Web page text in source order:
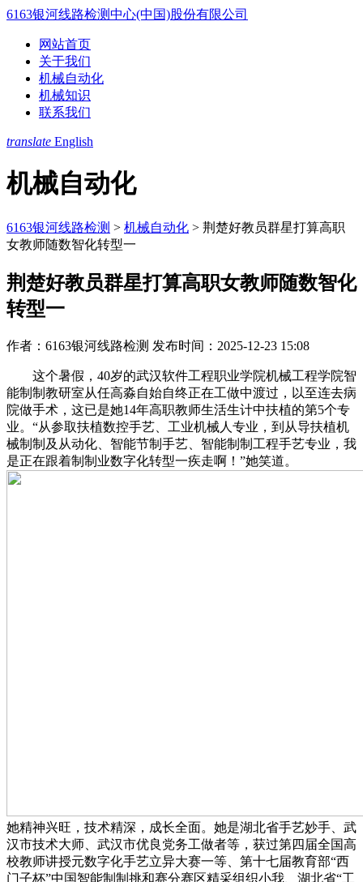
6163银河线路检测中心(中国)股份有限公司
网站首页
关于我们
机械自动化
机械知识
联系我们
translate English
机械自动化
6163银河线路检测 > 机械自动化 > 荆楚好教员群星打算高职
女教师随数智化转型一
荆楚好教员群星打算高职女教师随数智化
转型一
作者：6163银河线路检测 发布时间：2025-12-23 15:08
这个暑假，40岁的武汉软件工程职业学院机械工程学院智
能制制教研室从任高淼自始自终正在工做中渡过，以至连去病
院做手术，这已是她14年高职教师生活生计中扶植的第5个专
业。“从参取扶植数控手艺、工业机械人专业，到从导扶植机
械制制及从动化、智能节制手艺、智能制制工程手艺专业，我
是正在跟着制制业数字化转型一疾走啊！”她笑道。
她精神兴旺，技术精深，成长全面。她是湖北省手艺妙手、武
汉市技术大师、武汉市优良党务工做者等，获过第四届全国高
校教师讲授元数字化手艺立异大赛一等、第十七届教育部“西
门子杯”中国智能制制挑和赛分赛区精采组织小我、湖北省“工